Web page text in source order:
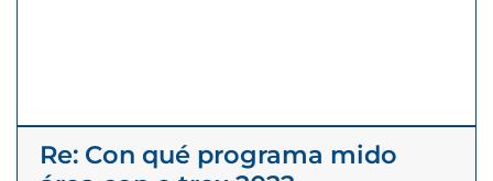
Re: Con qué programa mido